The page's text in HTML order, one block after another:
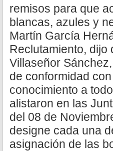
remisos para que
blancas, azules y
Martín García
Reclutamiento, dijo
Villaseñor
de conformidad
conocimiento a
alistaron en las
del 08 de
designe cada una
asignación de las